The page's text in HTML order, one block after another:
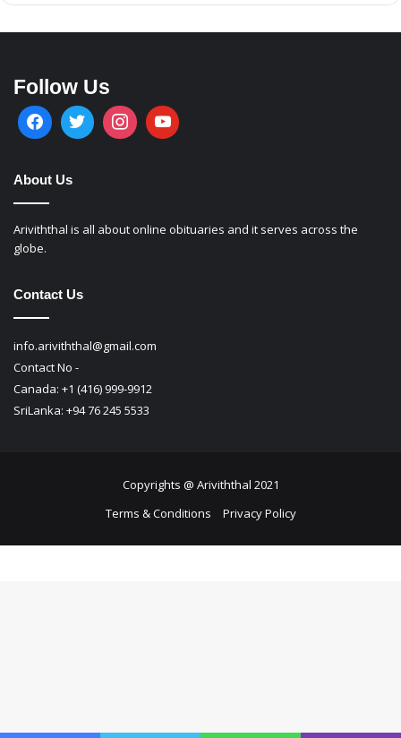
Follow Us
About Us
Ariviththal is all about online obituaries and it serves across the
globe.
Contact Us
info.ariviththal@gmail.com
Contact No -
Canada: +1 (416) 999-9912
SriLanka: +94 76 245 5533
Copyrights @ Ariviththal 2021
Terms & Conditions
Privacy Policy